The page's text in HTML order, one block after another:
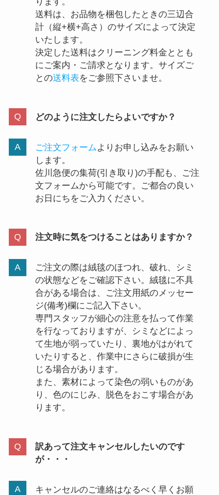
送料は、お品物を梱包したときの三辺合
計（縦+横+高さ）のサイズによって決定
いたします。
決定した送料はクリーニング料金ととも
にご案内・ご請求となります。サイズご
との送料表をご参照下さいませ。
どのように注文したらよいですか？
ご注文フォーム よりお申し込みをお願い
します。
佐川急便の集荷(引き取り)の手配も、ご注
文フォームから可能です。ご都合の良い
お日にちをご入力ください。
注文時に気をつけることはありますか？
ご注文の際は絨毯のほつれ、破れ、シミ
の状態などをご確認下さい。絨毯に不具
合がある場合は、ご注文用紙のメッセー
ジ(備考)欄にご記入下さい。
専門スタッフが細心の注意を払って作業
を行なっておりますが、シミなどによっ
て生地が弱っていたり、裏地がはがれて
いたりすると、作業中にさらに破損が生
じる場合があります。
また、素材によって染色の弱いものがあ
り、色のにじみ、脱色をおこす場合があ
ります。
訳あって注文キャンセルしたいのです
が・・・
キャンセルのご連絡はなるべく早くお願